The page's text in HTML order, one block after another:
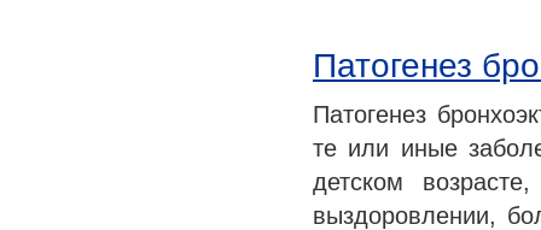
Патогенез
Патогенез
те или иные
детском
выздоровлении,